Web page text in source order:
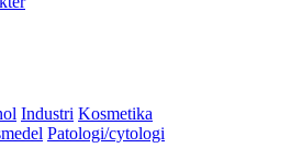
Industri Kosmetika
Patologi/cytologi